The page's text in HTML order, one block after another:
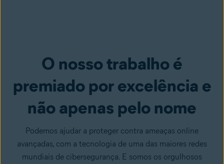
O nosso trabalho é
premiado por excelência e
não apenas pelo nome
Podemos ajudar a proteger contra ameaças online
avançadas, com a tecnologia de uma das maiores redes
mundiais de cibersegurança. E somos os orgulhosos